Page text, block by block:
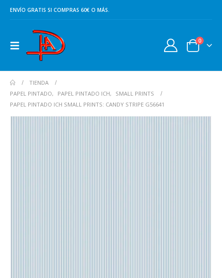
ENVÍO GRATIS SI COMPRAS 60€ O MÁS.
0
TIENDA
PAPEL PINTADO, PAPEL PINTADO ICH,
SMALL PRINTS
PAPEL PINTADO ICH SMALL PRINTS: CANDY STRIPE G56641